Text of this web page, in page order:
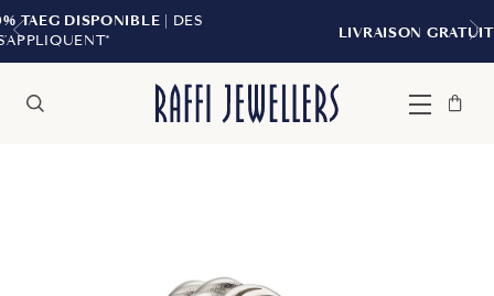
| DES
LIVRAISON GRATUITE À PARTIR DE 299
Menu
Sac
Fermer